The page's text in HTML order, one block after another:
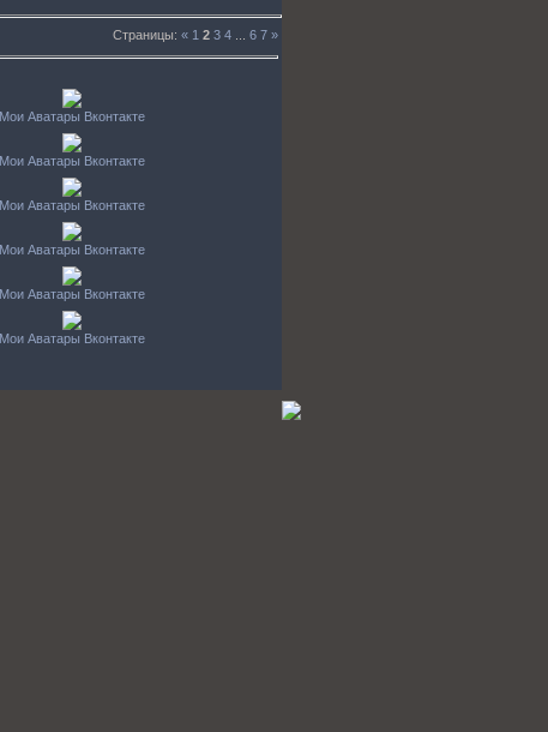
Страницы: « 1 2 3 4 6 7 »
Мои Аватары Вконтакте
Мои Аватары Вконтакте
Мои Аватары Вконтакте
Мои Аватары Вконтакте
Мои Аватары Вконтакте
Мои Аватары Вконтакте